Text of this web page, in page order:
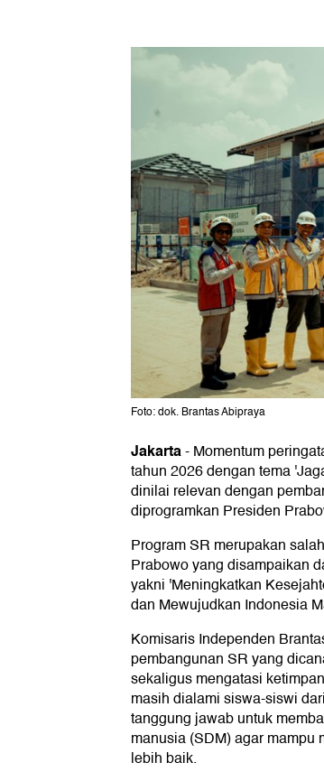
Foto: dok. Brantas Abipraya
Jakarta-Momentum
tahun 2026 dengan tema
dinilai relevan dengan
diprogramkan Presiden
Program SR merupakan
Prabowo yang disampaikan
yakni 'Meningkatkan
dan Mewujudkan Indonesia
Komisaris Independen
pembangunan SR yang
sekaligus mengatasi
masih dialami siswa-siswi
tanggung jawab untuk
manusia (SDM) agar
lebih baik.